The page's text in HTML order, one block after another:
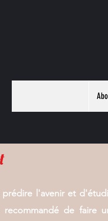
l'avenir et
de faire